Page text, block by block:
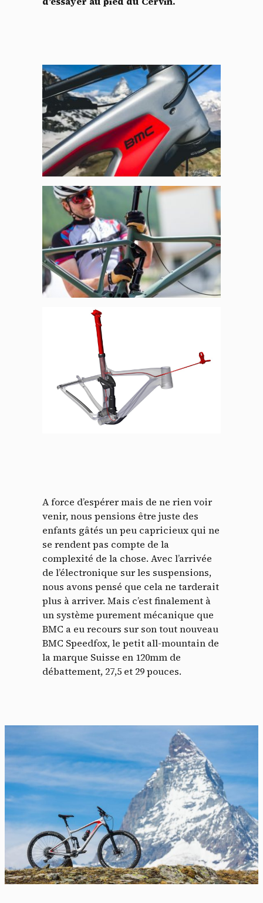
A force d’espérer mais de ne rien voir
venir, nous pensions être juste des
enfants gâtés un peu capricieux qui ne
se rendent pas compte de la
complexité de la chose. Avec l’arrivée
de l’électronique sur les suspensions,
nous avons pensé que cela ne tarderait
plus à arriver. Mais c’est finalement à
un système purement mécanique que
BMC a eu recours sur son tout nouveau
BMC Speedfox, le petit all-mountain de
la marque Suisse en 120mm de
débattement, 27,5 et 29 pouces.